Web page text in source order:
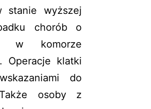
stanie wyższej
chorób o
w komorze
Operacje klatki
do
osoby z